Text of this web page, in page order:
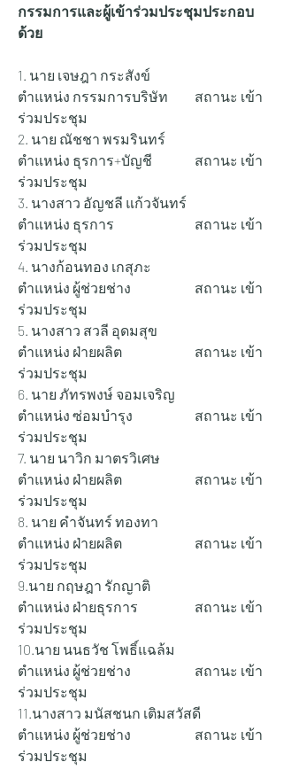
กรรมการและผู้เข้าร่วมประชุมประกอบ
ด้วย
1. นาย เจษฎา กระสังข์
ตำแหน่ง กรรมการบริษัท 	สถานะ เข้า
ร่วมประชุม
2. นาย ณัชชา พรมรินทร์
ตำแหน่ง ธุรการ+บัญชี 		สถานะ เข้า
ร่วมประชุม
3. นางสาว อัญชลี แก้วจันทร์
ตำแหน่ง ธุรการ 			สถานะ เข้า
ร่วมประชุม
4. นางก้อนทอง เกสุภะ
ตำแหน่ง ผู้ช่วยช่าง 		สถานะ เข้า
ร่วมประชุม
5. นางสาว สวลี อุดมสุข
ตำแหน่ง ฝ่ายผลิต 		สถานะ เข้า
ร่วมประชุม
6. นาย ภัทรพงษ์ จอมเจริญ
ตำแหน่ง ซ่อมบำรุง 		สถานะ เข้า
ร่วมประชุม
7. นาย นาวิก มาตรวิเศษ
ตำแหน่ง ฝ่ายผลิต 		สถานะ เข้า
ร่วมประชุม
8. นาย คำจันทร์ ทองทา
ตำแหน่ง ฝ่ายผลิต 		สถานะ เข้า
ร่วมประชุม
9.นาย กฤษฎา รักญาติ
ตำแหน่ง ฝ่ายธุรการ 		สถานะ เข้า
ร่วมประชุม
10.นาย นนธวัช โพธิ์แฉล้ม
ตำแหน่ง ผู้ช่วยช่าง 		สถานะ เข้า
ร่วมประชุม
11.นางสาว มนัสชนก เติมสวัสดี
ตำแหน่ง ผู้ช่วยช่าง 		สถานะ เข้า
ร่วมประชุม